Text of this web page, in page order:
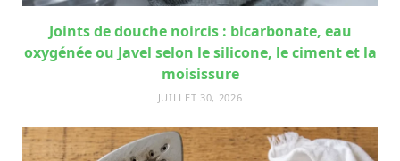
Joints de douche noircis : bicarbonate, eau
oxygénée ou Javel selon le silicone, le ciment et la
moisissure
JUILLET 30, 2026